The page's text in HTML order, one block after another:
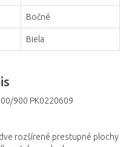
900 PK0220609
rozšírené prestupné plochy
Bočné
Biela